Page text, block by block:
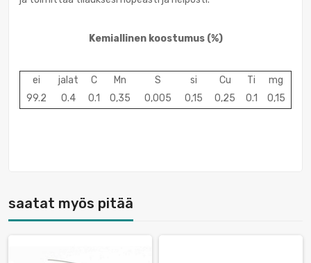
Kemiallinen koostumus (%)
ei jalat C Mn S si Cu Ti
mg
99.2
0.4 0.1 0,35 0,005 0,15 0,25 0.1 0,15
saatat myös pitää